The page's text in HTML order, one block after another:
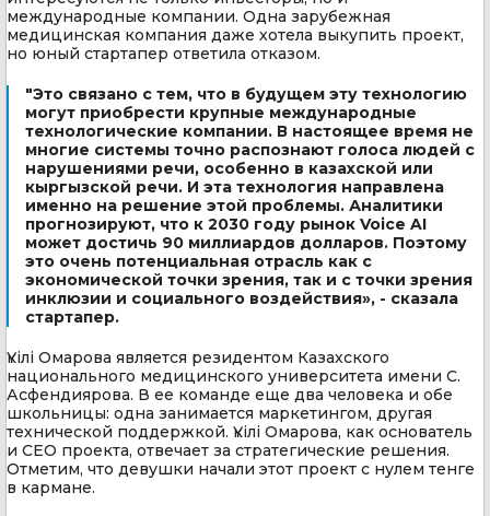
международные компании. Одна зарубежная
медицинская компания даже хотела выкупить проект,
но юный стартапер ответила отказом.
"Это связано с тем, что в будущем эту технологию
могут приобрести крупные международные
технологические компании. В настоящее время не
многие системы точно распознают голоса людей с
нарушениями речи, особенно в казахской или
кыргызской речи. И эта технология направлена
именно на решение этой проблемы. Аналитики
прогнозируют, что к 2030 году рынок Voice AI
может достичь 90 миллиардов долларов. Поэтому
это очень потенциальная отрасль как с
экономической точки зрения, так и с точки зрения
инклюзии и социального воздействия», - сказала
стартапер.
Үкілі Омарова является резидентом Казахского
национального медицинского университета имени С.
Асфендиярова. В ее команде еще два человека и обе
школьницы: одна занимается маркетингом, другая
технической поддержкой. Үкілі Омарова, как основатель
и CEO проекта, отвечает за стратегические решения.
Отметим, что девушки начали этот проект с нулем тенге
в кармане.